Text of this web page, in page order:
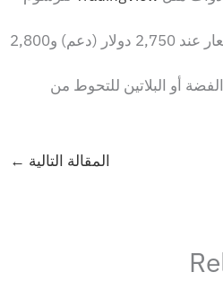
: ضع تنبيهات للأسعار عند 2,750 دولار (دعم) و2,800
أو البلاتين للتحوط من
المقالة التالية ←